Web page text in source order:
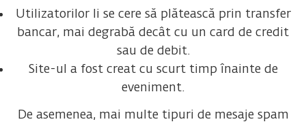
Utilizatorilor li se cere să plătească prin transfer
bancar, mai degrabă decât cu un card de credit
sau de debit.
Site-ul a fost creat cu scurt timp înainte de
eveniment.
De asemenea, mai multe tipuri de mesaje spam